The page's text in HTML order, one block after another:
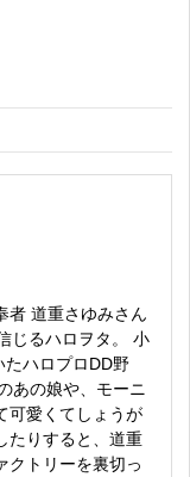
者 道重さゆみさん
じるハロヲタ。 小
たハロプロDD野
あの娘や、モーニ
可愛くてしょうが
たりすると、道重
クトリーを裏切っ